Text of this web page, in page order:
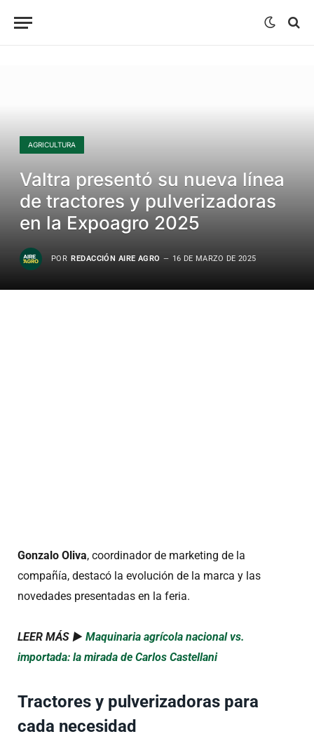
AGRICULTURA
Valtra presentó su nueva línea
de tractores y pulverizadoras
en la Expoagro 2025
POR REDACCIÓN AIRE AGRO 16 DE MARZO DE 2025
Gonzalo Oliva, coordinador de marketing de la
compañía, destacó la evolución de la marca y las
novedades presentadas en la feria.
LEER MÁS ► Maquinaria agrícola nacional vs.
importada: la mirada de Carlos Castellani
Tractores y pulverizadoras para
cada necesidad